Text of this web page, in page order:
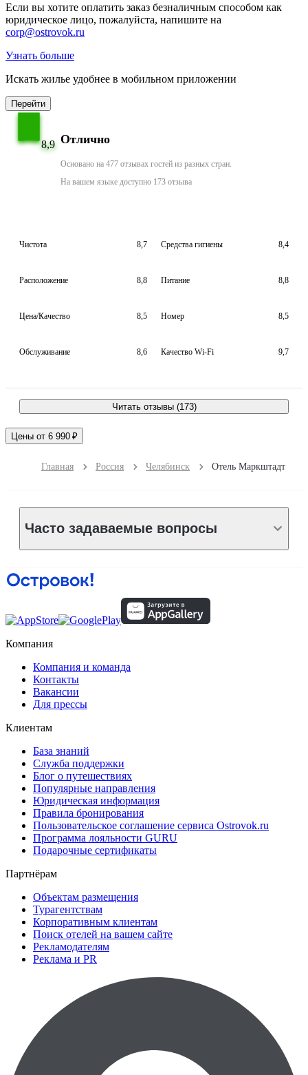
Если вы хотите оплатить заказ безналичным способом как
юридическое лицо, пожалуйста, напишите на
corp@ostrovok.ru
Узнать больше
Искать жилье удобнее в мобильном приложении
Перейти
8,9 Отлично
Основано на 477 отзывах гостей из разных стран.
На вашем языке доступно 173 отзыва
Чистота 8,7 Средства гигиены 8,4
Расположение 8,8 Питание 8,8
Цена/Качество 8,5 Номер 8,5
Обслуживание 8,6 Качество Wi-Fi 9,7
Читать отзывы (173)
Цены от 6 990 ₽
Главная Россия Челябинск Отель Маркштадт
Часто задаваемые вопросы
Компания
Компания и команда
Контакты
Вакансии
Для прессы
Клиентам
База знаний
Служба поддержки
Блог о путешествиях
Популярные направления
Юридическая информация
Правила бронирования
Пользовательское соглашение сервиса Ostrovok.ru
Программа лояльности GURU
Подарочные сертификаты
Партнёрам
Объектам размещения
Турагентствам
Корпоративным клиентам
Поиск отелей на вашем сайте
Рекламодателям
Реклама и PR